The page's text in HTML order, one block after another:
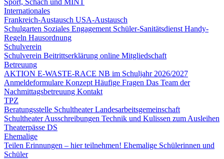
Sport, Schach und MINT
Internationales
Frankreich-Austausch USA-Austausch
Schulgarten Soziales Engagement Schüler-Sanitätsdienst Handy-
Regeln Hausordnung
Schulverein
Schulverein Beitrittserklärung online Mitgliedschaft
Betreuung
AKTION E-WASTE-RACE NB im Schuljahr 2026/2027
Anmeldeformulare Konzept Häufige Fragen Das Team der
Nachmittagsbetreuung Kontakt
TPZ
Beratungsstelle SchultheaterLandesarbeitsgemeinschaft
SchultheaterAusschreibungen Technik und Kulissen zum Ausleihen
Theaterpässe DS
Ehemalige
Teilen Erinnungen – hier teilnehmen! Ehemalige Schülerinnen und
Schüler